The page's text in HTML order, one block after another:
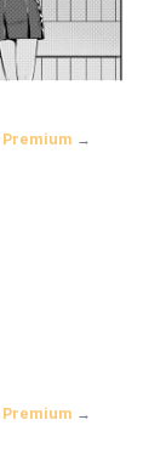
Premium →
Premium →